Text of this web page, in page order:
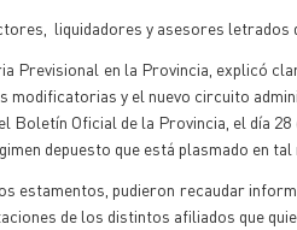
liquidadores y asesores letrados
en la Provincia, explicó
modificatorias y el nuevo circuito
Boletín Oficial de la Provincia, el día
depuesto que está plasmado en tal
estamentos, pudieron recaudar
de los distintos afiliados que